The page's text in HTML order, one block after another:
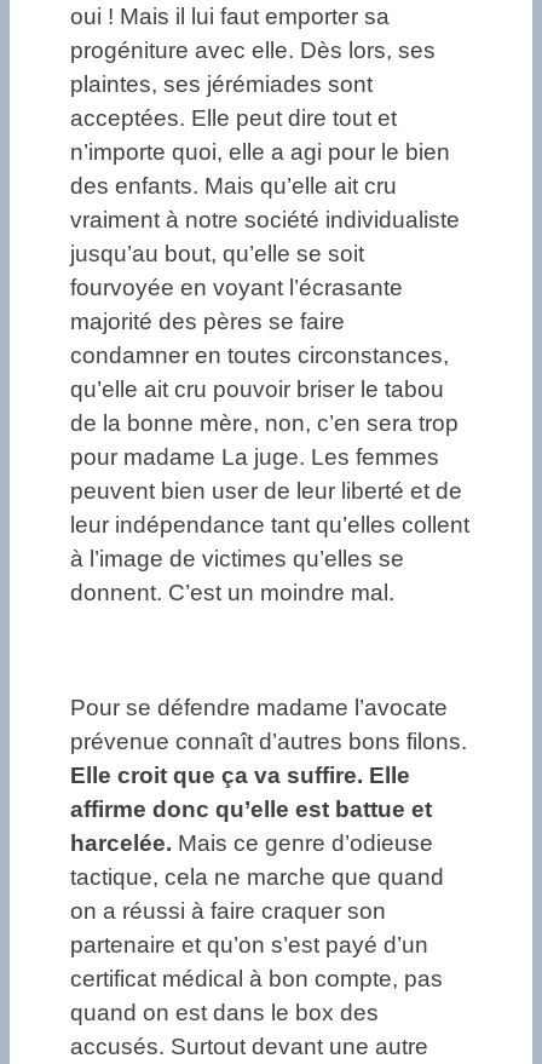
oui ! Mais il lui faut emporter sa
progéniture avec elle. Dès lors, ses
plaintes, ses jérémiades sont
acceptées. Elle peut dire tout et
n’importe quoi, elle a agi pour le bien
des enfants. Mais qu’elle ait cru
vraiment à notre société individualiste
jusqu’au bout, qu’elle se soit
fourvoyée en voyant l’écrasante
majorité des pères se faire
condamner en toutes circonstances,
qu’elle ait cru pouvoir briser le tabou
de la bonne mère, non, c’en sera trop
pour madame La juge. Les femmes
peuvent bien user de leur liberté et de
leur indépendance tant qu’elles collent
à l’image de victimes qu’elles se
donnent. C’est un moindre mal.
Pour se défendre madame l’avocate
prévenue connaît d’autres bons filons.
Elle croit que ça va suffire. Elle
affirme donc qu’elle est battue et
harcelée. Mais ce genre d’odieuse
tactique, cela ne marche que quand
on a réussi à faire craquer son
partenaire et qu’on s’est payé d’un
certificat médical à bon compte, pas
quand on est dans le box des
accusés. Surtout devant une autre